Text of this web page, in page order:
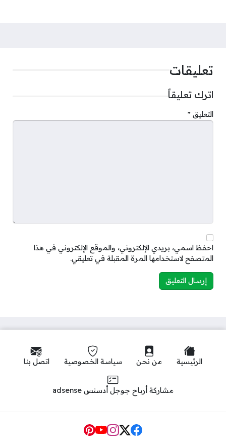
تعليقات
اترك تعليقاً
التعليق *
احفظ اسمي، بريدي الإلكتروني، والموقع الإلكتروني في هذا
المتصفح لاستخدامها المرة المقبلة في تعليقي.
الرئيسية من نحن سياسة الخصوصية اتصل بنا
مشاركة أرباح جوجل أدسنس adsense
Social Links